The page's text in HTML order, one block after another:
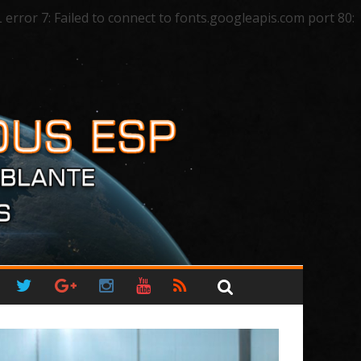
7: Failed to connect to fonts.googleapis.com port 80: